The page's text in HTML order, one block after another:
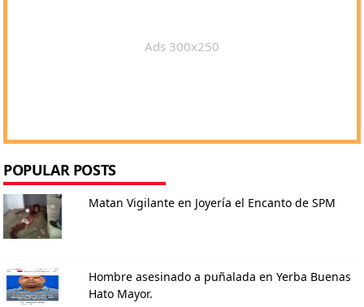
Ads 300x250
POPULAR POSTS
Matan Vigilante en Joyería el Encanto de SPM
Hombre asesinado a puñalada en Yerba Buenas
Hato Mayor.